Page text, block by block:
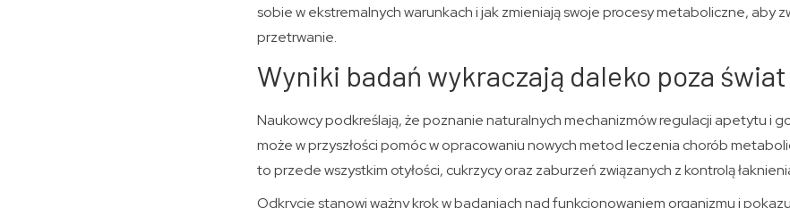
sobie w ekstremalnych warunkach i jak zmieniają swoje procesy metaboliczne, aby
przetrwanie.
Wyniki badań wykraczają daleko poza
Naukowcy podkreślają, że poznanie naturalnych mechanizmów regulacji apetytu i
może w przyszłości pomóc w opracowaniu nowych metod leczenia chorób
to przede wszystkim otyłości, cukrzycy oraz zaburzeń związanych z kontrolą
Odkrycie stanowi ważny krok w badaniach nad funkcjonowaniem organizmu i